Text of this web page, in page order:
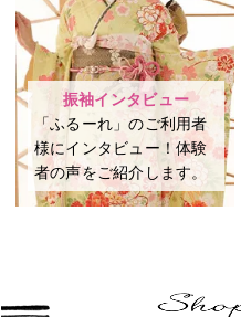
振袖インタビュー
「ふるーれ」のご利用者
様にインタビュー！体験
者の声をご紹介します。